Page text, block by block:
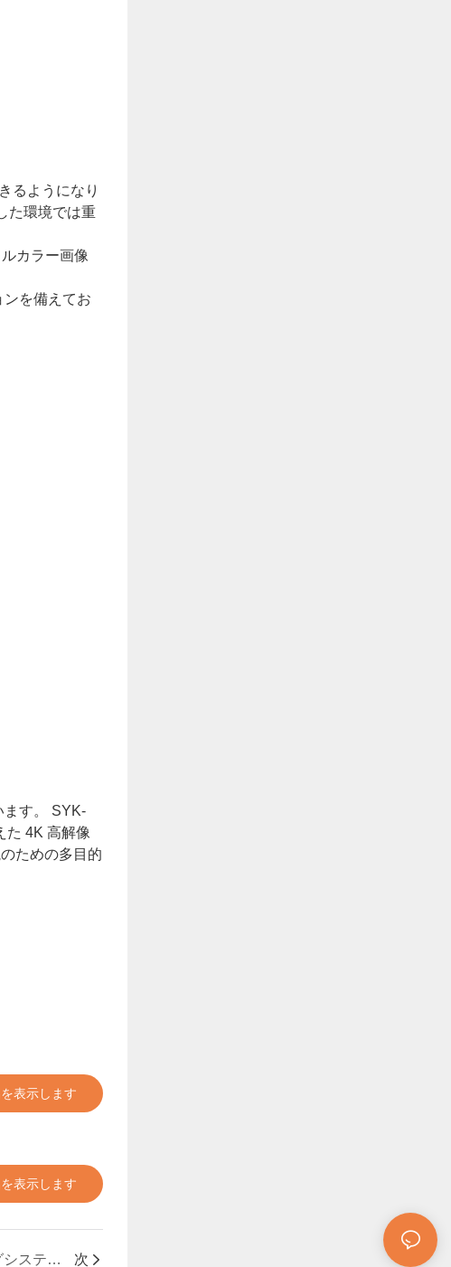
るようになり
た環境では重
カラー画像
を備えてお
ます。 SYK-
た 4K 高解像
ための多目的
表示します
表示します
P3（T50）フレキシブルテザークリーニングシステムのご紹介 - DJI Matriceに対応しました 400 次